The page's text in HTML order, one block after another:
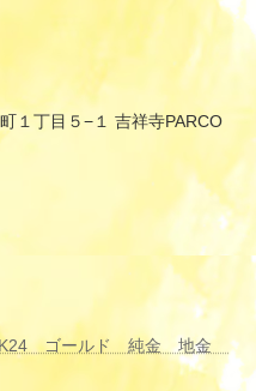
１丁目５−１ 吉祥寺PARCO
K24 ゴールド 純金 地金